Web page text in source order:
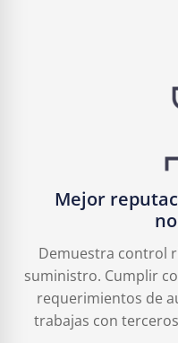
Mejor
Demuestra control
suministro. Cumplir
requerimientos de
trabajas con